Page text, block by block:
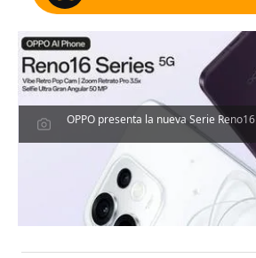
OPPO presenta la nueva Serie Reno16